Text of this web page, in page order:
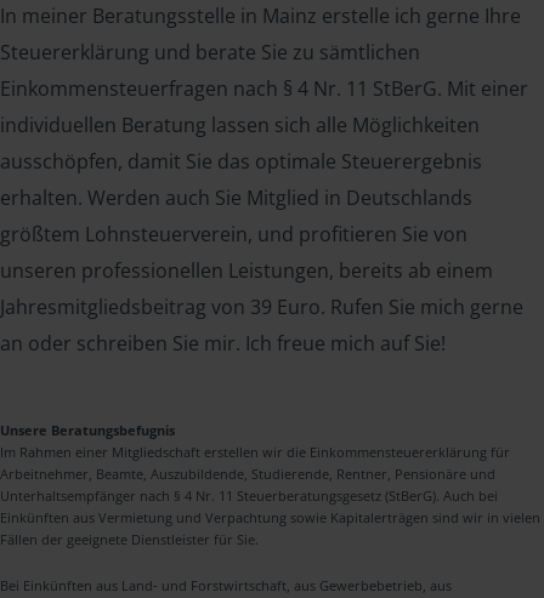
In meiner Beratungsstelle in Mainz erstelle ich gerne Ihre
Steuererklärung und berate Sie zu sämtlichen
Einkommensteuerfragen nach § 4 Nr. 11 StBerG. Mit einer
individuellen Beratung lassen sich alle Möglichkeiten
ausschöpfen, damit Sie das optimale Steuerergebnis
erhalten. Werden auch Sie Mitglied in Deutschlands
größtem Lohnsteuerverein, und profitieren Sie von
unseren professionellen Leistungen, bereits ab einem
Jahresmitgliedsbeitrag von 39 Euro. Rufen Sie mich gerne
an oder schreiben Sie mir. Ich freue mich auf Sie!
Unsere Beratungsbefugnis
Im Rahmen einer Mitgliedschaft erstellen wir die Einkommensteuererklärung für
Arbeitnehmer, Beamte, Auszubildende, Studierende, Rentner, Pensionäre und
Unterhaltsempfänger nach § 4 Nr. 11 Steuerberatungsgesetz (StBerG). Auch bei
Einkünften aus Vermietung und Verpachtung sowie Kapitalerträgen sind wir in vielen
Fällen der geeignete Dienstleister für Sie.
Bei Einkünften aus Land- und Forstwirtschaft, aus Gewerbebetrieb, aus